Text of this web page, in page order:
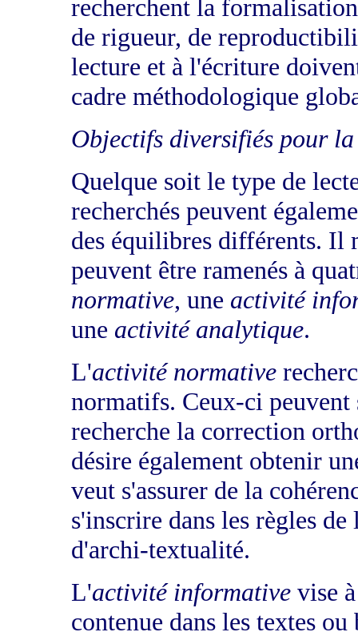
recherchent la
de rigueur, de
lecture et à l'écriture
cadre méthodologique
Objectifs diversifiés pour
Quelque soit le type de
recherchés peuvent
des équilibres différents. Il
peuvent être ramenés à
normative, une activité
une activité analytique.
L'activité normative
normatifs. Ceux-ci
recherche la correction
désire également obtenir
veut s'assurer de la
s'inscrire dans les règles
d'archi-textualité.
L'activité informativevise
contenue dans les textes